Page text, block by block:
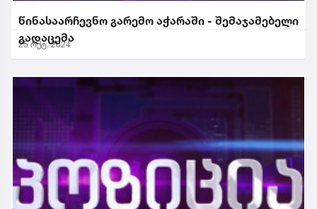
წინასაარჩევნო გარემო აჭარაში - შემაჯამებელი
გადაცემა
25 ოქტ. 2024